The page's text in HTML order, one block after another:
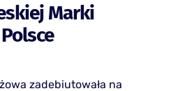
Marki
zadebiutowała na